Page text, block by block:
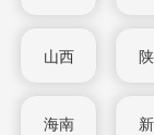
山西
海南